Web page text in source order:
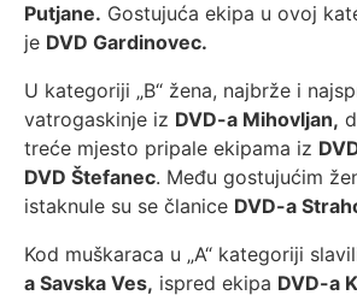
Putjane. Gostujuća ekipa u ovoj
je DVD Gardinovec.
U kategoriji „B“ žena, najbrže i
vatrogaskinje iz DVD-a Mihovljan,
treće mjesto pripale ekipama iz
DVD Štefanec. Među gostujućim
istaknule su se članice DVD-a
Kod muškaraca u „A“ kategoriji
a Savska Ves, ispred ekipa DVD-a